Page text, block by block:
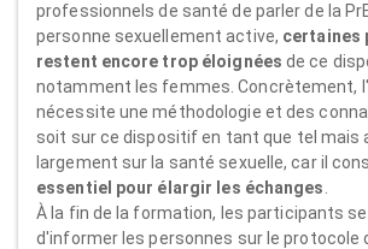
professionnels de santé de parler de la
personne sexuellement active, certaines
restent encore trop éloignées de ce
notamment les femmes. Concrètement,
nécessite une méthodologie et des
soit sur ce dispositif en tant que tel mais
largement sur la santé sexuelle, car il
essentiel pour élargir les échanges
À la fin de la formation, les participants
d'informer les personnes sur le protocole